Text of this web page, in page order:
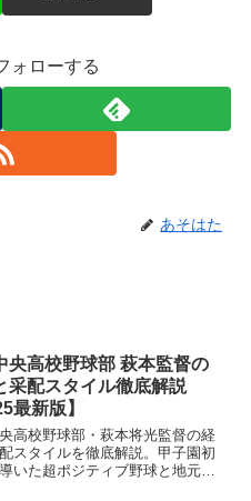
ォローする
あそはた
央高校野球部 萩本監督の
采配スタイル徹底解説
最新版】
高校野球部・萩本将光監督の経
スタイルを徹底解説。甲子園初
いた超ポジティブ野球と地元密